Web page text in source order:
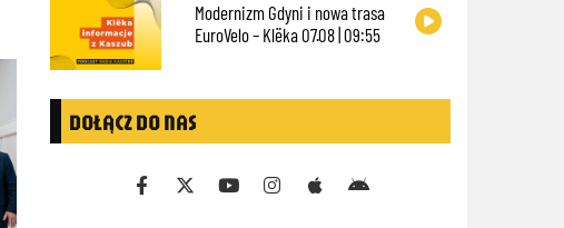
Modernizm Gdyni i nowa trasa
EuroVelo – Klëka 07.08 | 09:55
DOŁĄCZ DO NAS